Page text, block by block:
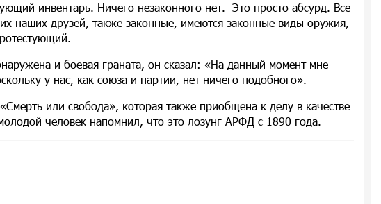
инвентарь. Ничего незаконного нет. Это просто абсурд. Все
наших друзей, также законные, имеются законные виды оружия,
и боевая граната, он сказал: «На данный момент мне
у нас, как союза и партии, нет ничего подобного».
или свобода», которая также приобщена к делу в качестве
человек напомнил, что это лозунг АРФД с 1890 года.